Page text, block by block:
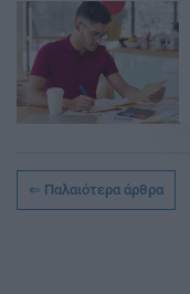
Παλαιότερα άρθρα